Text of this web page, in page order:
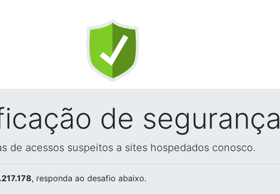
de segurança
de acessos suspeitos a sites hospedados conosco.
, responda ao desafio abaixo.